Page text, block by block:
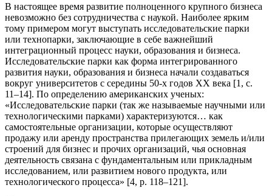
В настоящее время развитие полноценного крупного бизнеса
невозможно без сотрудничества с наукой. Наиболее ярким
тому примером могут выступать исследовательские парки
или технопарки, заключающие в себе важнейший
интеграционный процесс науки, образования и бизнеса.
Исследовательские парки как форма интегрированного
развития науки, образования и бизнеса начали создаваться
вокруг университетов с середины 50-х годов ХХ века [1, с.
11–14]. По определению американских ученых:
«Исследовательские парки (так же называемые научными или
технологическими парками) характеризуются… как
самостоятельные организации, которые осуществляют
продажу или аренду пространства прилегающих земель и/или
строений для бизнес и прочих организаций, чья основная
деятельность связана с фундаментальным или прикладным
исследованием, или развитием нового продукта, или
технологического процесса» [4, p. 118–121].